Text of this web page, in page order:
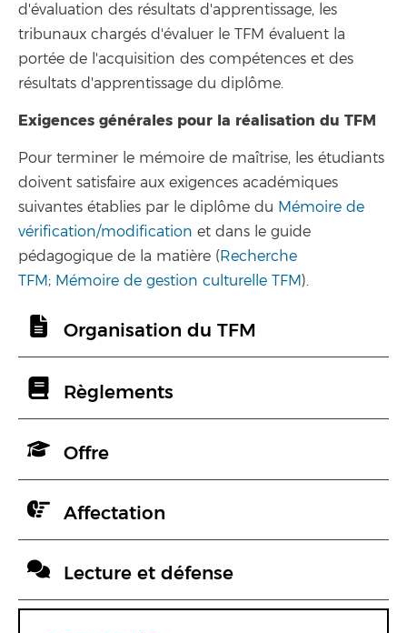
d'évaluation des résultats d'apprentissage, les
tribunaux chargés d'évaluer le TFM évaluent la
portée de l'acquisition des compétences et des
résultats d'apprentissage du diplôme.
Exigences générales pour la réalisation du TFM
Pour terminer le mémoire de maîtrise, les étudiants
doivent satisfaire aux exigences académiques
suivantes établies par le diplôme du Mémoire de
vérification/modification et dans le guide
pédagogique de la matière (Recherche
TFM; Mémoire de gestion culturelle TFM).
Organisation du TFM
Règlements
Offre
Affectation
Lecture et défense